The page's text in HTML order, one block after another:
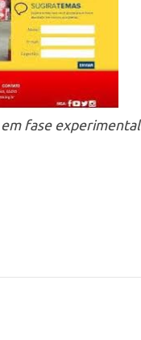
fase experimental